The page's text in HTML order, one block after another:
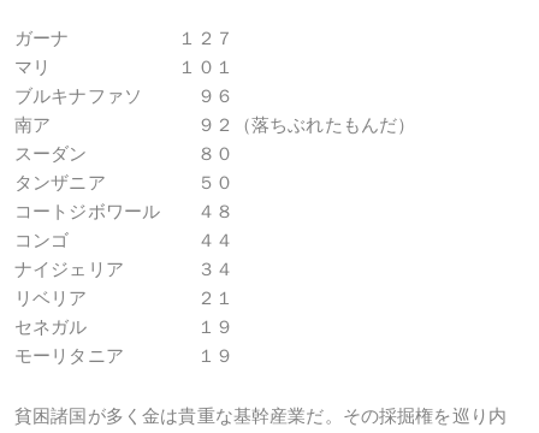
ガーナ １２７
マリ １０１
ブルキナファソ ９６
南ア ９２（落ちぶれたもんだ）
スーダン ８０
タンザニア ５０
コートジボワール ４８
コンゴ ４４
ナイジェリア ３４
リベリア ２１
セネガル １９
モーリタニア １９
貧困諸国が多く金は貴重な基幹産業だ。その採掘権を巡り内